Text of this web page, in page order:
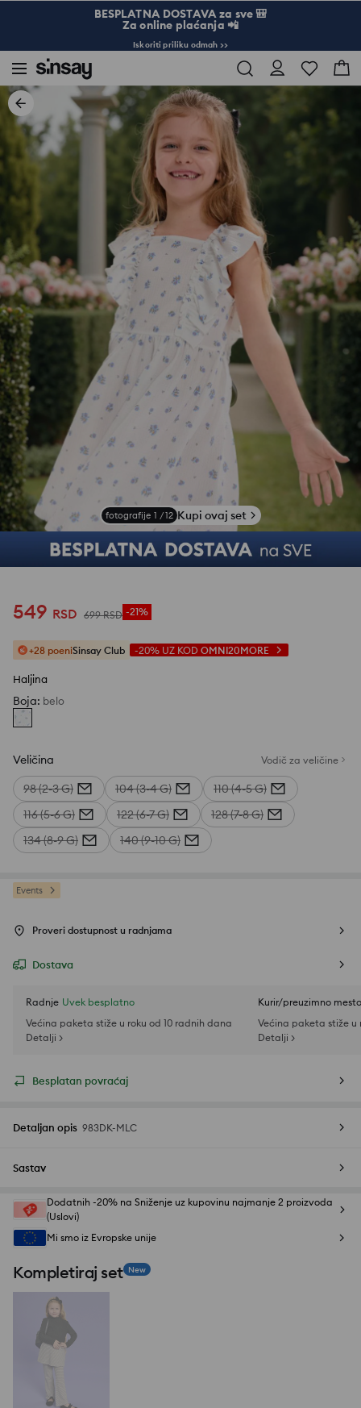
BESPLATNA DOSTAVA za sve 🎒
Za online plaćanja 📲
Iskoriti priliku odmah >>
fotografije 1 /12 Kupi ovaj set
549 RSD 699 RSD -21%
+28 poeniSinsay Club -20% UZ KOD OMNI20MORE
Haljina
Boja: belo
Veličina Vodič za veličine
98 (2-3 G) 104 (3-4 G)
110 (4-5 G)
116 (5-6 G)
122 (6-7 G)
128 (7-8 G)
134 (8-9 G)
140 (9-10 G)
Events
Proveri dostupnost u radnjama
Dostava
Radnje Uvek besplatno
Većina paketa stiže u roku od 10 radnih dana
Detalji >
Kurir/preuzimno mesto
Većina paketa stiže u
Detalji >
Besplatan povraćaj
Detaljan opis 983DK-MLC
Sastav
Dodatnih -20% na Sniženje uz kupovinu najmanje 2 proizvoda
(Uslovi)
Mi smo iz Evropske unije
Kompletiraj set New